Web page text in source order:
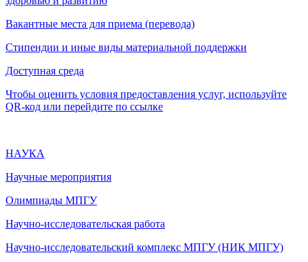
Вакантные места для приема (перевода)
Стипендии и иные виды материальной поддержки
Доступная среда
Чтобы оценить условия предоставления услуг, используйте
QR-код или перейдите по ссылке
НАУКА
Научные мероприятия
Олимпиады МПГУ
Научно-исследовательская работа
Научно-исследовательский комплекс МПГУ (НИК МПГУ)